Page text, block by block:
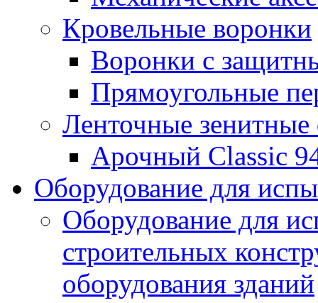
Кровельные воронки
Воронки с
Прямоугольные
Ленточные
Арочный Classic
Оборудование для
Оборудование для
строительных
оборудования зданий